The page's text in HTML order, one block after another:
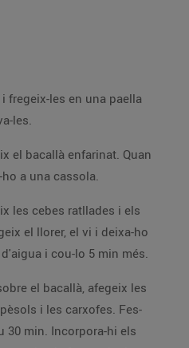
fregeix-les en una paella
les.
bacallà enfarinat. Quan
a una cassola.
cebes ratllades i els
el llorer, el vi i deixa-ho
d'aigua i cou-lo 5 min més.
el bacallà, afegeix les
i les carxofes. Fes-